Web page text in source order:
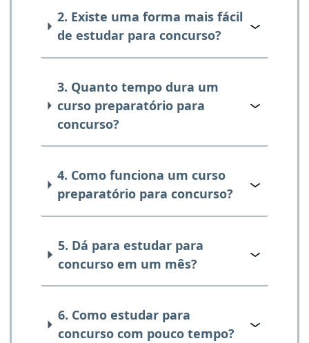
2. Existe uma forma mais fácil
de estudar para concurso?
3. Quanto tempo dura um
curso preparatório para
concurso?
4. Como funciona um curso
preparatório para concurso?
5. Dá para estudar para
concurso em um mês?
6. Como estudar para
concurso com pouco tempo?